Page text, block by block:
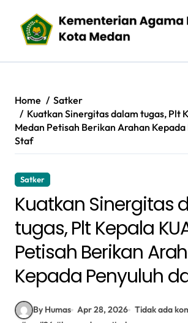
content
Home
Satker
Kuatkan Sinergitas dalam tugas, Plt
Medan Petisah Berikan Arahan Kepada
Staf
Satker
Kuatkan Sinergitas
tugas, Plt Kepala
Petisah Berikan
Kepada Penyuluh
By Humas Apr 28, 2026 Tidak ada